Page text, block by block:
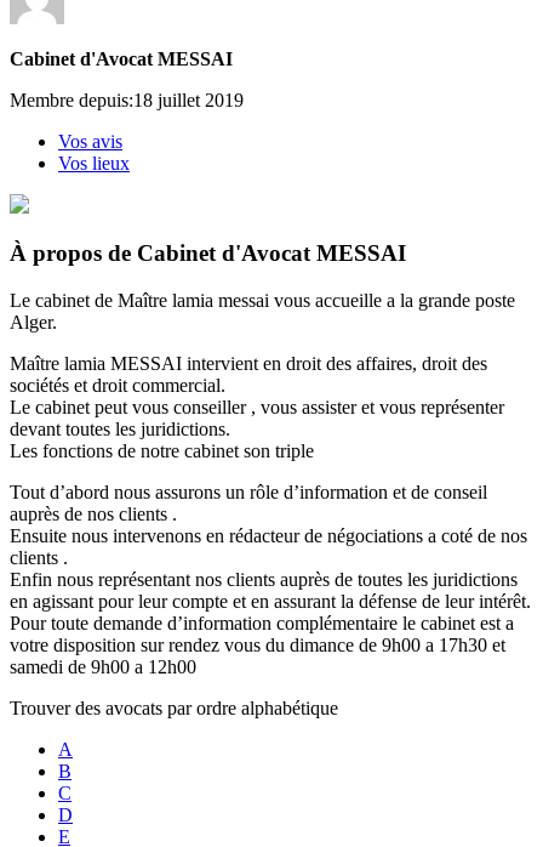
Cabinet d'Avocat MESSAI
Membre depuis:18 juillet 2019
Vos avis
Vos lieux
À propos de Cabinet d'Avocat MESSAI
Le cabinet de Maître lamia messai vous accueille a la grande poste
Alger.
Maître lamia MESSAI intervient en droit des affaires, droit des
sociétés et droit commercial.
Le cabinet peut vous conseiller , vous assister et vous représenter
devant toutes les juridictions.
Les fonctions de notre cabinet son triple
Tout d’abord nous assurons un rôle d’information et de conseil
auprès de nos clients .
Ensuite nous intervenons en rédacteur de négociations a coté de nos
clients .
Enfin nous représentant nos clients auprès de toutes les juridictions
en agissant pour leur compte et en assurant la défense de leur intérêt.
Pour toute demande d’information complémentaire le cabinet est a
votre disposition sur rendez vous du dimance de 9h00 a 17h30 et
samedi de 9h00 a 12h00
Trouver des avocats par ordre alphabétique
A
B
C
D
E